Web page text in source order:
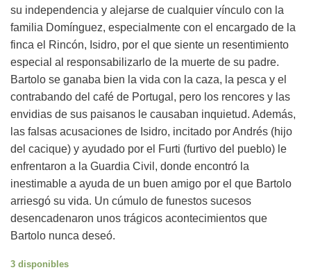
su independencia y alejarse de cualquier vínculo con la
familia Domínguez, especialmente con el encargado de la
finca el Rincón, Isidro, por el que siente un resentimiento
especial al responsabilizarlo de la muerte de su padre.
Bartolo se ganaba bien la vida con la caza, la pesca y el
contrabando del café de Portugal, pero los rencores y las
envidias de sus paisanos le causaban inquietud. Además,
las falsas acusaciones de Isidro, incitado por Andrés (hijo
del cacique) y ayudado por el Furti (furtivo del pueblo) le
enfrentaron a la Guardia Civil, donde encontró la
inestimable a ayuda de un buen amigo por el que Bartolo
arriesgó su vida. Un cúmulo de funestos sucesos
desencadenaron unos trágicos acontecimientos que
Bartolo nunca deseó.
3 disponibles